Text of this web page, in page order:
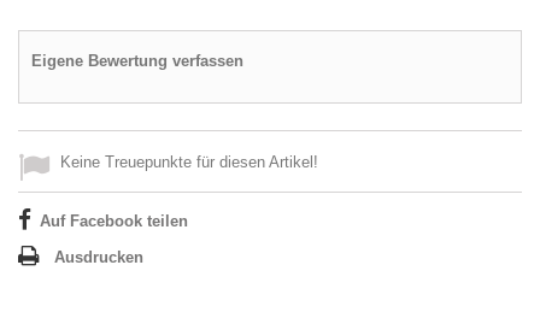
Eigene Bewertung verfassen
Keine Treuepunkte für diesen Artikel!
Auf Facebook teilen
Ausdrucken